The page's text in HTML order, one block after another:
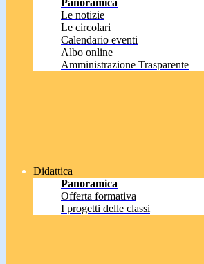
Panoramica
Le notizie
Le circolari
Calendario eventi
Albo online
Amministrazione Trasparente
Didattica
Panoramica
Offerta formativa
I progetti delle classi